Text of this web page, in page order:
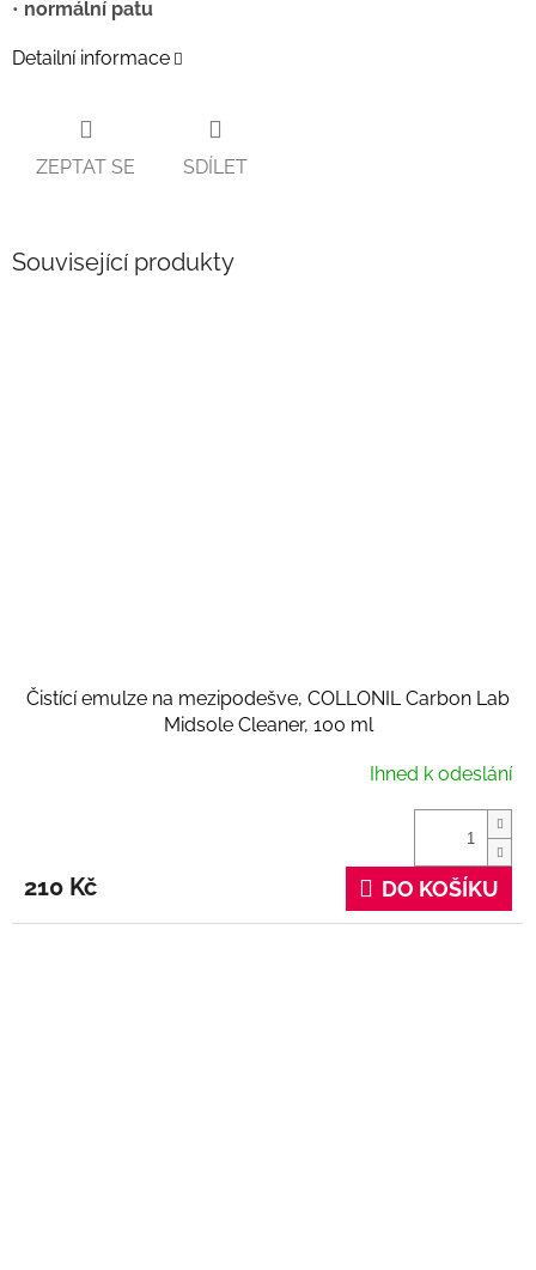
• normální patu
Detailní informace
ZEPTAT SE SDÍLET
Související produkty
Čistící emulze na mezipodešve, COLLONIL Carbon Lab
Midsole Cleaner, 100 ml
Ihned k odeslání
210 Kč DO KOŠÍKU